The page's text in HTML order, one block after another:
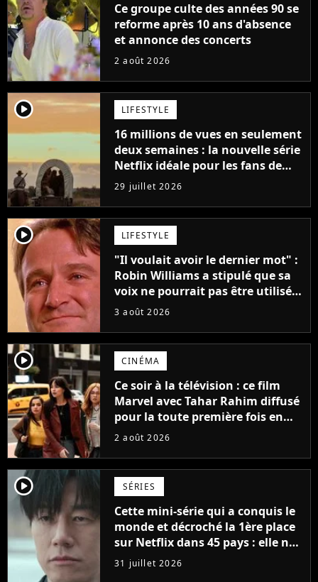
Ce groupe culte des années 90 se
reforme après 10 ans d'absence
et annonce des concerts
2 août 2026
player2 LIFESTYLE
16 millions de vues en seulement
deux semaines : la nouvelle série
Netflix idéale pour les fans de
Yellowstone
29 juillet 2026
player2 LIFESTYLE
"Il voulait avoir le dernier mot" :
Robin Williams a stipulé que sa
voix ne pourrait pas être utilisée
avant 2039, pourtant Disney
inédits
3 août 2026
player2 CINÉMA
Ce soir à la télévision : ce film
Marvel avec Tahar Rahim diffusé
pour la toute première fois en
France
2 août 2026
player2 SÉRIES
Cette mini-série qui a conquis le
monde et décroché la 1ère place
sur Netflix dans 45 pays : elle ne
compte que 10 épisodes et c'est
un phénomène mondial
31 juillet 2026